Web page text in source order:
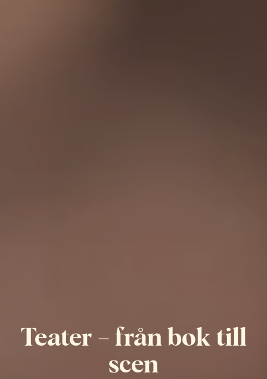
Teater – från bok till
scen